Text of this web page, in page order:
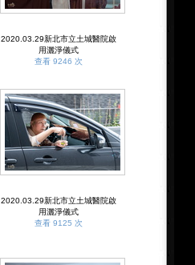
2020.03.29新北市立土城醫院啟
用灑淨儀式
查看 9246 次
2020.03.29新北市立土城醫院啟
用灑淨儀式
查看 9125 次